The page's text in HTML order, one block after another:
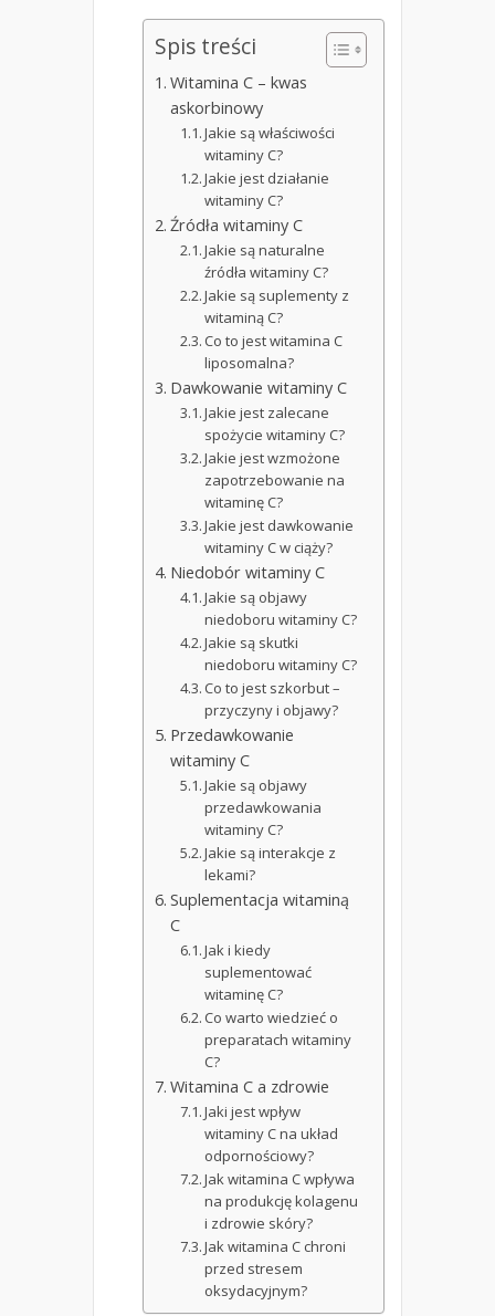
Spis treści
Witamina C – kwas
askorbinowy
Jakie są właściwości
witaminy C?
Jakie jest działanie
witaminy C?
Źródła witaminy C
Jakie są naturalne
źródła witaminy C?
Jakie są suplementy z
witaminą C?
Co to jest witamina C
liposomalna?
Dawkowanie witaminy C
Jakie jest zalecane
spożycie witaminy C?
Jakie jest wzmożone
zapotrzebowanie na
witaminę C?
Jakie jest dawkowanie
witaminy C w ciąży?
Niedobór witaminy C
Jakie są objawy
niedoboru witaminy C?
Jakie są skutki
niedoboru witaminy C?
Co to jest szkorbut –
przyczyny i objawy?
Przedawkowanie
witaminy C
Jakie są objawy
przedawkowania
witaminy C?
Jakie są interakcje z
lekami?
Suplementacja witaminą
C
Jak i kiedy
suplementować
witaminę C?
Co warto wiedzieć o
preparatach witaminy
C?
Witamina C a zdrowie
Jaki jest wpływ
witaminy C na układ
odpornościowy?
Jak witamina C wpływa
na produkcję kolagenu
i zdrowie skóry?
Jak witamina C chroni
przed stresem
oksydacyjnym?